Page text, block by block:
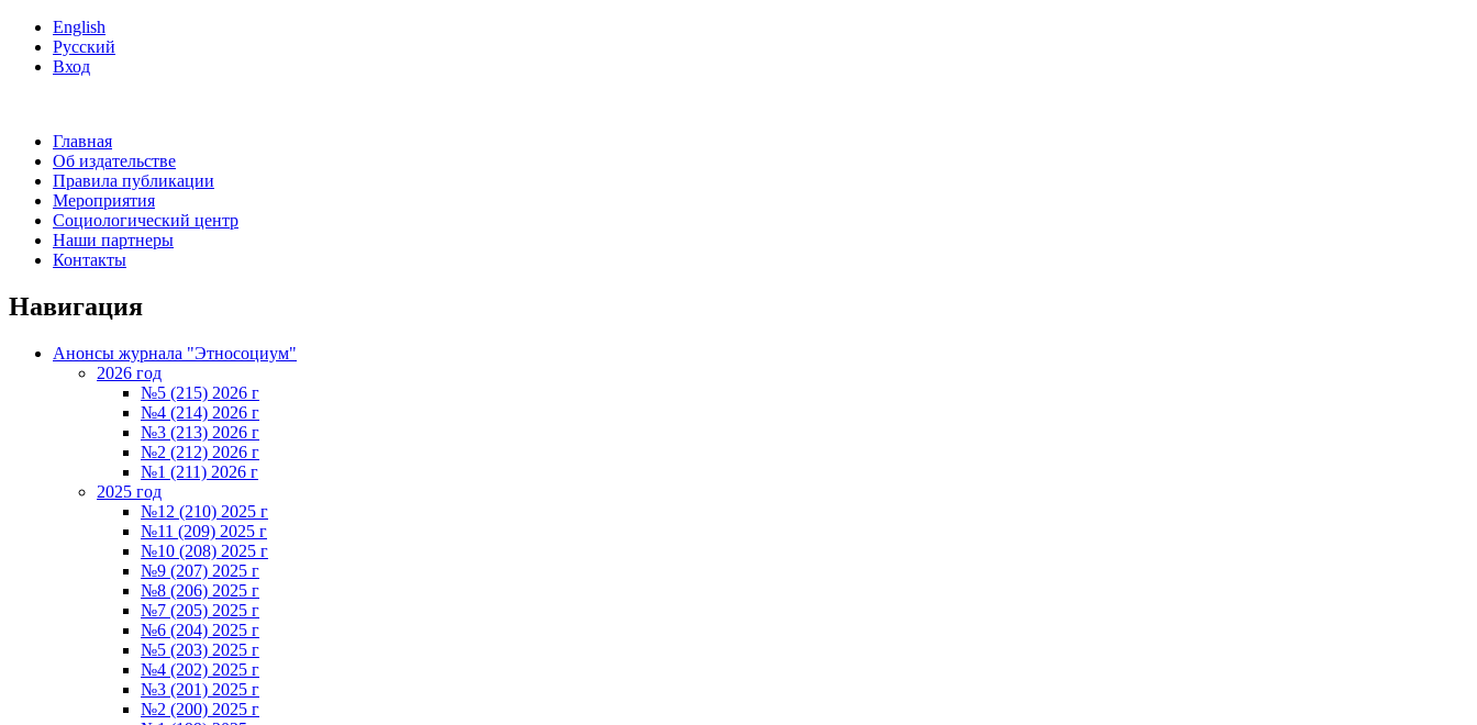
English
Русский
Вход
Главная
Об издательстве
Правила публикации
Мероприятия
Социологический центр
Наши партнеры
Контакты
Навигация
Анонсы журнала "Этносоциум"
2026 год
№5 (215) 2026 г
№4 (214) 2026 г
№3 (213) 2026 г
№2 (212) 2026 г
№1 (211) 2026 г
2025 год
№12 (210) 2025 г
№11 (209) 2025 г
№10 (208) 2025 г
№9 (207) 2025 г
№8 (206) 2025 г
№7 (205) 2025 г
№6 (204) 2025 г
№5 (203) 2025 г
№4 (202) 2025 г
№3 (201) 2025 г
№2 (200) 2025 г